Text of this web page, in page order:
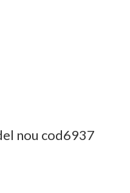
nou cod6937